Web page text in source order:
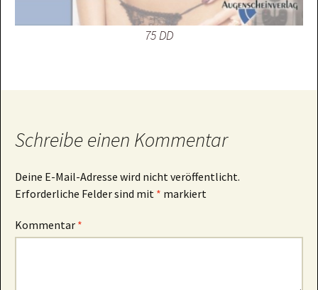
75 DD
Schreibe einen Kommentar
Deine E-Mail-Adresse wird nicht veröffentlicht.
Erforderliche Felder sind mit * markiert
Kommentar *